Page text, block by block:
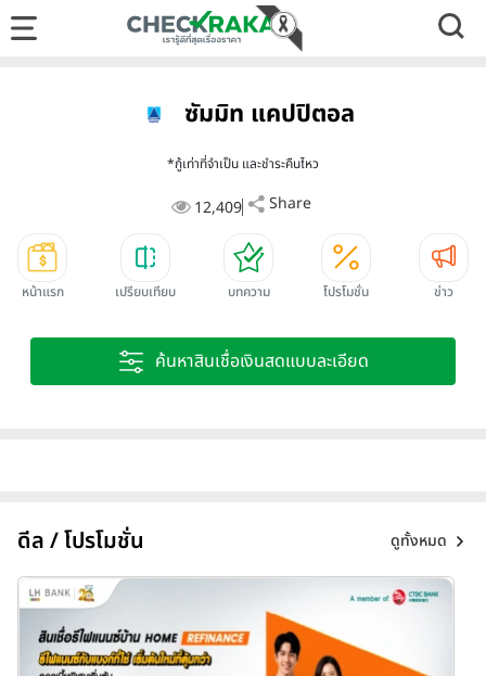
ซัมมิท แคปปิตอล
*กู้เท่าที่จำเป็น และชำระคืนไหว
12,409 Share
หน้าแรก เปรียบเทียบ บทความ โปรโมชั่น ข่าว
ค้นหาสินเชื่อเงินสดแบบละเอียด
ดีล / โปรโมชั่น ดูทั้งหมด